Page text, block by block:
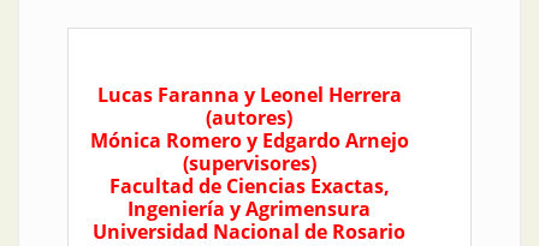
Lucas Faranna y Leonel Herrera
(autores)
Mónica Romero y Edgardo Arnejo
(supervisores)
Facultad de Ciencias Exactas,
Ingeniería y Agrimensura
Universidad Nacional de Rosario